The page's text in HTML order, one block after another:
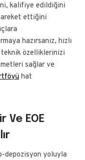
kalifiye edildiğini
ettiğini
hazırsanız, hızlı
özelliklerinizi
sağlar ve
hat
Ve EOE
depozisyon yoluyla